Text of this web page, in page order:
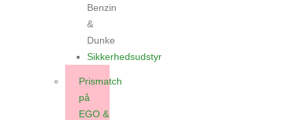
Benzin
&
Dunke
Sikkerhedsudstyr
Prismatch
på
EGO &